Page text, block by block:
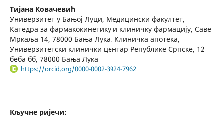
Тијана Ковачевић
Универзитет у Бањој Луци, Медицински факултет,
Катедра за фармакокинетику и клиничку фармацију, Саве
Мркаља 14, 78000 Бања Лука, Клиничка апотека,
Универзитетски клинички центар Републике Српске, 12
беба бб, 78000 Бања Лука
https://orcid.org/0000-0002-3924-7962
Кључне ријечи: